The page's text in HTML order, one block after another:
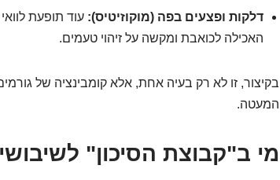
דלקות ופצעים בפה (מוקוזיטיס): עוד תופעת
האכילה לכואבת ומקשה על זיהוי טעמים.
בקיצור, זו לא רק בעיה אחת, אלא קומבינציה של
המעטה.
מי ב"קבוצת הסיכון"